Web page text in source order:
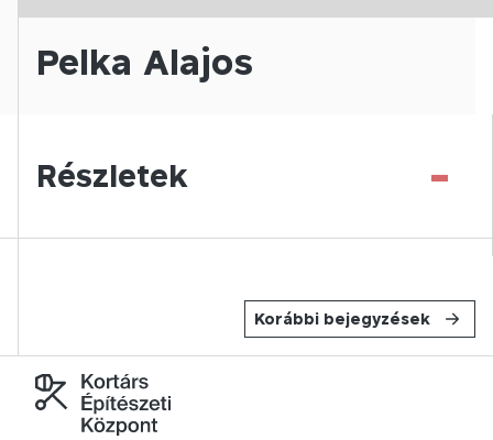
Pelka Alajos
Részletek -
Korábbi bejegyzések